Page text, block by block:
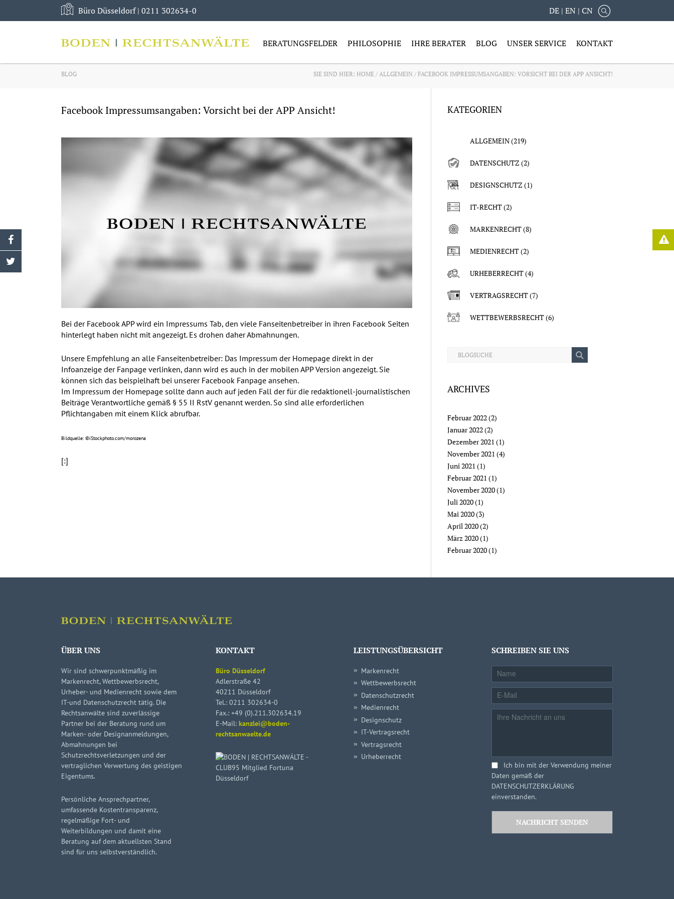
Skip
Büro Düsseldorf | 0211 302634-0 DE | EN | CN
BERATUNGSFELDER PHILOSOPHIE IHRE BERATER BLOG UNSER SERVICE KONTAKT
BLOG SIE SIND HIER: HOME / ALLGEMEIN / FACEBOOK IMPRESSUMSANGABEN: VORSICHT BEI DER APP ANSICHT!
Facebook Impressumsangaben: Vorsicht bei der APP Ansicht!
Bei der Facebook APP wird ein Impressums Tab, den viele Fanseitenbetreiber in ihren Facebook Seiten
hinterlegt haben nicht mit angezeigt. Es drohen daher Abmahnungen.
Unsere Empfehlung an alle Fanseitenbetreiber: Das Impressum der Homepage direkt in der
Infoanzeige der Fanpage verlinken, dann wird es auch in der mobilen APP Version angezeigt. Sie
können sich das beispielhaft bei unserer Facebook Fanpage ansehen.
Im Impressum der Homepage sollte dann auch auf jeden Fall der für die redaktionell-journalistischen
Beiträge Verantwortliche gemäß § 55 II RstV genannt werden. So sind alle erforderlichen
Pflichtangaben mit einem Klick abrufbar.
Bildquelle: ©iStockphoto.com/morozena
[:]
KATEGORIEN
ALLGEMEIN(219)
DATENSCHUTZ (2)
DESIGNSCHUTZ (1)
IT-RECHT(2)
MARKENRECHT(8)
MEDIENRECHT(2)
URHEBERRECHT(4)
VERTRAGSRECHT(7)
WETTBEWERBSRECHT(6)
ARCHIVES
Februar 2022(2)
Januar 2022(2)
Dezember 2021 (1)
November 2021 (4)
Juni 2021 (1)
Februar 2021 (1)
November 2020(1)
Juli 2020(1)
Mai 2020(3)
April 2020(2)
März 2020(1)
Februar 2020(1)
ÜBER UNS
Wir sind schwerpunktmäßig im
Markenrecht, Wettbewerbsrecht,
Urheber- und Medienrecht sowie dem
IT-und Datenschutzrecht tätig. Die
Rechtsanwälte sind zuverlässige
Partner bei der Beratung rund um
Marken- oder Designanmeldungen,
Abmahnungen bei
Schutzrechtsverletzungen und der
vertraglichen Verwertung des geistigen
Eigentums.
Persönliche Ansprechpartner,
umfassende Kostentransparenz,
regelmäßige Fort- und
Weiterbildungen und damit eine
Beratung auf dem aktuellsten Stand
sind für uns selbstverständlich.
KONTAKT
Büro Düsseldorf
Adlerstraße 42
40211 Düsseldorf
Tel.: 0211 302634-0
Fax.: +49 (0).211.302634.19
E-Mail: kanzlei@boden-
rechtsanwaelte.de
LEISTUNGSÜBERSICHT
Markenrecht
Wettbewerbsrecht
Datenschutzrecht
Medienrecht
Designschutz
IT-Vertragsrecht
Vertragsrecht
Urheberrecht
SCHREIBEN SIE UNS
Ich bin mit der Verwendung meiner
Daten gemäß der
DATENSCHUTZERKLÄRUNG
einverstanden.